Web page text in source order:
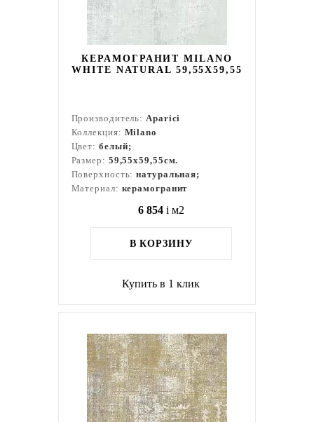
КЕРАМОГРАНИТ MILANO
WHITE NATURAL 59,55X59,55
Производитель:Aparici
Коллекция: Milano
Цвет: белый;
Размер: 59,55x59,55см.
Поверхность:натуральная;
Материал: керамогранит
6 854 i м2
В КОРЗИНУ
Купить в 1 клик